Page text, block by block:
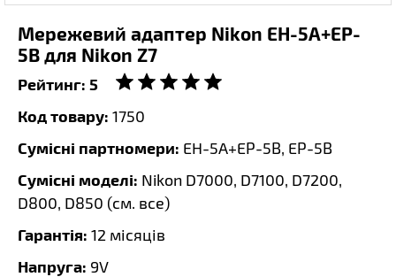
Мережевий адаптер Nikon EH-5A+EP-
5B для Nikon Z7
Рейтинг: 5
Код товару: 1750
Сумісні партномери: EH-5A+EP-5B, EP-5B
Сумісні моделі: Nikon D7000, D7100, D7200,
D800, D850 (см. все)
Гарантія: 12 місяців
Напруга: 9V